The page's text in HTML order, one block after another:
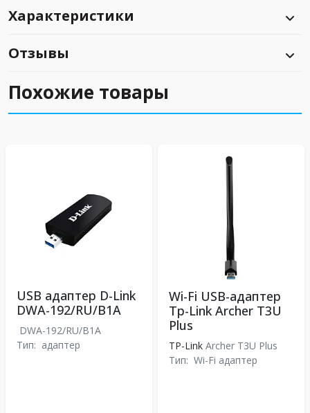
Характеристики
Отзывы
Похожие товары
USB адаптер D-Link
DWA-192/RU/B1A
DWA-192/RU/B1A
Тип: адаптер
Wi-Fi USB-адаптер
Tp-Link Archer T3U
Plus
TP-Link Archer T3U Plus
Тип: Wi-Fi адаптер